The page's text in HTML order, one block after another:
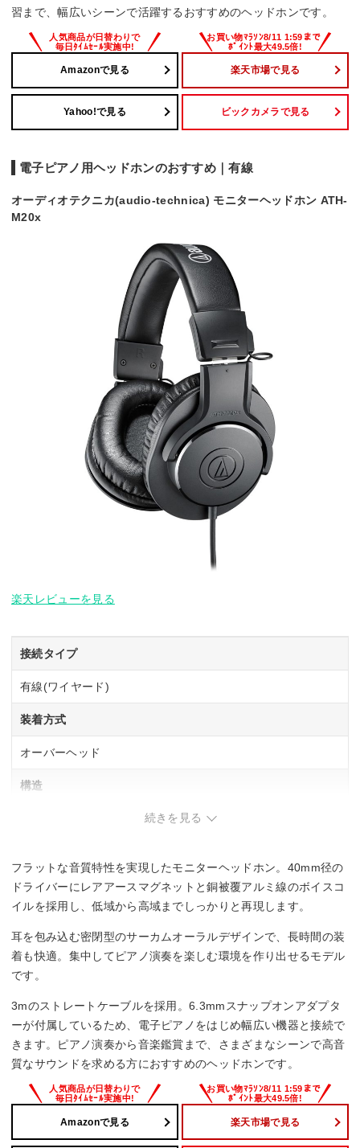
習まで、幅広いシーンで活躍するおすすめのヘッドホンです。
Amazonで見る 楽天市場で見る
Yahoo!で見る ビックカメラで見る
電子ピアノ用ヘッドホンのおすすめ｜有線
オーディオテクニカ(audio-technica) モニターヘッドホン ATH-
M20x
楽天レビューを見る
接続タイプ
有線(ワイヤード)
装着方式
オーバーヘッド
構造
ダイナミック型
15Hz～20kHz
コード長
続きを見る
フラットな音質特性を実現したモニターヘッドホン。40mm径の
ドライバーにレアアースマグネットと銅被覆アルミ線のボイスコ
イルを採用し、低域から高域までしっかりと再現します。
耳を包み込む密閉型のサーカムオーラルデザインで、長時間の装
着も快適。集中してピアノ演奏を楽しむ環境を作り出せるモデル
です。
3mのストレートケーブルを採用。6.3mmスナップオンアダプタ
ーが付属しているため、電子ピアノをはじめ幅広い機器と接続で
きます。ピアノ演奏から音楽鑑賞まで、さまざまなシーンで高音
質なサウンドを求める方におすすめのヘッドホンです。
Amazonで見る 楽天市場で見る